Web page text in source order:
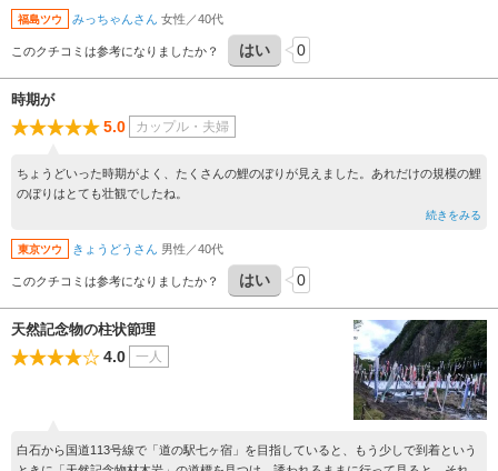
福島ツウ みっちゃんさん 女性／40代
このクチコミは参考になりましたか？ はい 0
時期が
5.0 カップル・夫婦
ちょうどいった時期がよく、たくさんの鯉のぼりが見えました。あれだけの規模の鯉
のぼりはとても壮観でしたね。
続きをみる
東京ツウ きょうどうさん 男性／40代
このクチコミは参考になりましたか？ はい 0
天然記念物の柱状節理
4.0 一人
白石から国道113号線で「道の駅七ヶ宿」を目指していると、もう少しで到着という